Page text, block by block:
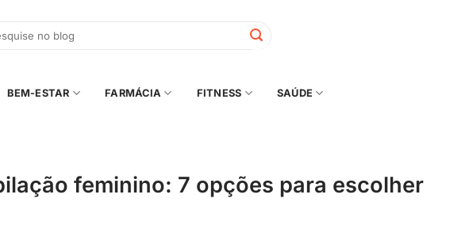
BEM-ESTAR FARMÁCIA FITNESS SAÚDE
feminino: 7 opções para escolher